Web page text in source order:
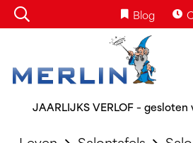
Blog
JAARLIJKS VERLOF –